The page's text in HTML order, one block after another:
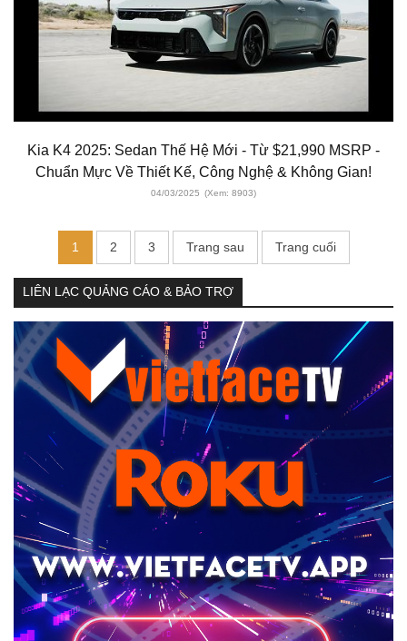
Kia K4 2025: Sedan Thế Hệ Mới - Từ $21,990 MSRP -
Chuẩn Mực Về Thiết Kế, Công Nghệ & Không Gian!
04/03/2025 (Xem: 8903)
1 2 3 Trang sau Trang cuối
LIÊN LẠC QUẢNG CÁO & BẢO TRỢ